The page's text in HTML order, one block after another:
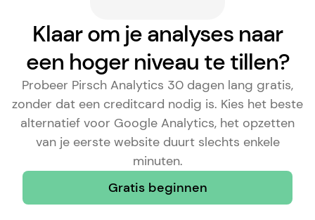
Klaar om je analyses naar
een hoger niveau te tillen?
Probeer Pirsch Analytics 30 dagen lang gratis,
zonder dat een creditcard nodig is. Kies het beste
alternatief voor Google Analytics, het opzetten
van je eerste website duurt slechts enkele
minuten.
Gratis beginnen